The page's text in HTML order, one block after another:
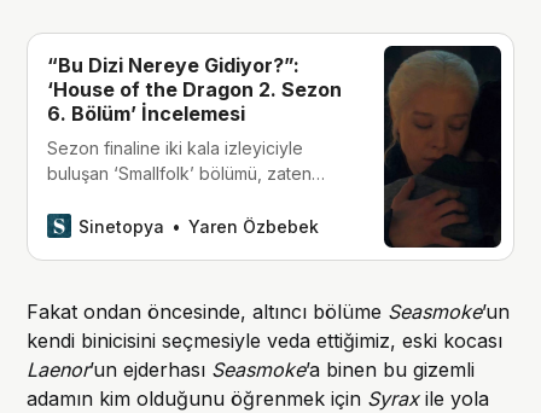
“Bu Dizi Nereye Gidiyor?”:
‘House of the Dragon 2. Sezon
6. Bölüm’ İncelemesi
Sezon finaline iki kala izleyiciyle
buluşan ‘Smallfolk’ bölümü, zaten
‘House of the Dragon’ evrenini
Sinetopya Yaren Özbebek
Fakat ondan öncesinde, altıncı bölüme Seasmoke’un
kendi binicisini seçmesiyle veda ettiğimiz, eski kocası
Laenor’un ejderhası Seasmoke’a binen bu gizemli
adamın kim olduğunu öğrenmek için Syraxile yola